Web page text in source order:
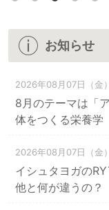
お知らせ
2026年08月07日（金）
8月のテーマは「
体をつくる栄養学
2026年08月07日（金）
イシュタヨガの
他と何が違うの？